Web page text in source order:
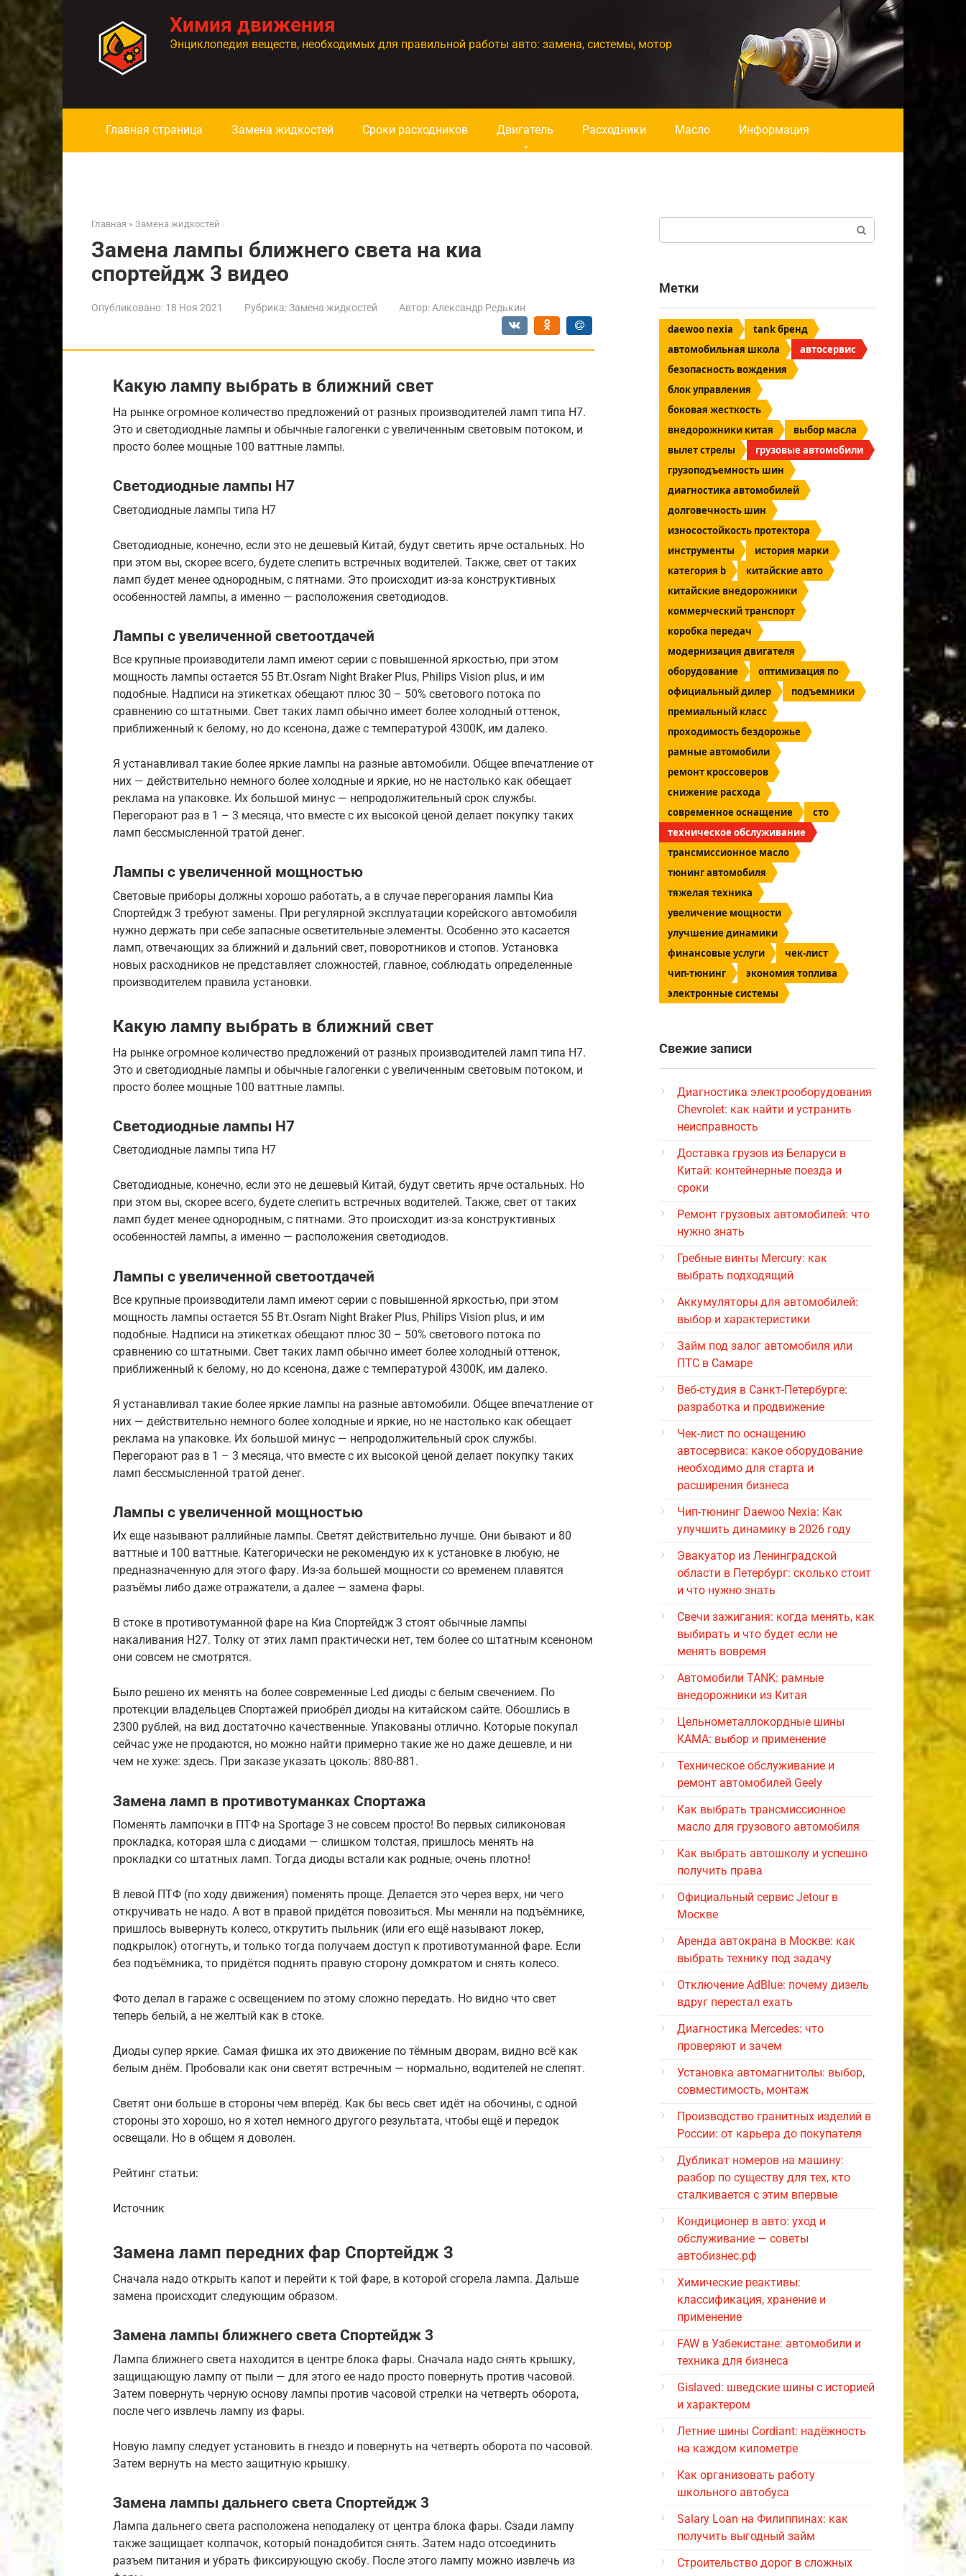
контенту
Химия движения
Энциклопедия веществ, необходимых для правильной работы авто: замена, системы, мотор
Главная страница Замена жидкостей Сроки расходников Двигатель Расходники Масло Информация
Главная » Замена жидкостей
Замена лампы ближнего света на киа
спортейдж 3 видео
Опубликовано: 18 Ноя 2021 Рубрика:Замена жидкостей Автор: Александр Редькин
Какую лампу выбрать в ближний свет
На рынке огромное количество предложений от разных производителей ламп типа H7.
Это и светодиодные лампы и обычные галогенки с увеличенным световым потоком, и
просто более мощные 100 ваттные лампы.
Светодиодные лампы H7
Светодиодные лампы типа H7
Светодиодные, конечно, если это не дешевый Китай, будут светить ярче остальных. Но
при этом вы, скорее всего, будете слепить встречных водителей. Также, свет от таких
ламп будет менее однородным, с пятнами. Это происходит из-за конструктивных
особенностей лампы, а именно — расположения светодиодов.
Лампы с увеличенной светоотдачей
Все крупные производители ламп имеют серии с повышенной яркостью, при этом
мощность лампы остается 55 Вт.Osram Night Braker Plus, Philips Vision plus, и им
подобные. Надписи на этикетках обещают плюс 30 – 50% светового потока по
сравнению со штатными. Свет таких ламп обычно имеет более холодный оттенок,
приближенный к белому, но до ксенона, даже с температурой 4300K, им далеко.
Я устанавливал такие более яркие лампы на разные автомобили. Общее впечатление от
них — действительно немного более холодные и яркие, но не настолько как обещает
реклама на упаковке. Их большой минус — непродолжительный срок службы.
Перегорают раз в 1 – 3 месяца, что вместе с их высокой ценой делает покупку таких
ламп бессмысленной тратой денег.
Лампы с увеличенной мощностью
Световые приборы должны хорошо работать, а в случае перегорания лампы Киа
Спортейдж 3 требуют замены. При регулярной эксплуатации корейского автомобиля
нужно держать при себе запасные осветительные элементы. Особенно это касается
ламп, отвечающих за ближний и дальний свет, поворотников и стопов. Установка
новых расходников не представляет сложностей, главное, соблюдать определенные
производителем правила установки.
Какую лампу выбрать в ближний свет
На рынке огромное количество предложений от разных производителей ламп типа H7.
Это и светодиодные лампы и обычные галогенки с увеличенным световым потоком, и
просто более мощные 100 ваттные лампы.
Светодиодные лампы H7
Светодиодные лампы типа H7
Светодиодные, конечно, если это не дешевый Китай, будут светить ярче остальных. Но
при этом вы, скорее всего, будете слепить встречных водителей. Также, свет от таких
ламп будет менее однородным, с пятнами. Это происходит из-за конструктивных
особенностей лампы, а именно — расположения светодиодов.
Лампы с увеличенной светоотдачей
Все крупные производители ламп имеют серии с повышенной яркостью, при этом
мощность лампы остается 55 Вт.Osram Night Braker Plus, Philips Vision plus, и им
подобные. Надписи на этикетках обещают плюс 30 – 50% светового потока по
сравнению со штатными. Свет таких ламп обычно имеет более холодный оттенок,
приближенный к белому, но до ксенона, даже с температурой 4300K, им далеко.
Я устанавливал такие более яркие лампы на разные автомобили. Общее впечатление от
них — действительно немного более холодные и яркие, но не настолько как обещает
реклама на упаковке. Их большой минус — непродолжительный срок службы.
Перегорают раз в 1 – 3 месяца, что вместе с их высокой ценой делает покупку таких
ламп бессмысленной тратой денег.
Лампы с увеличенной мощностью
Их еще называют раллийные лампы. Светят действительно лучше. Они бывают и 80
ваттные и 100 ваттные. Категорически не рекомендую их к установке в любую, не
предназначенную для этого фару. Из-за большей мощности со временем плавятся
разъёмы либо даже отражатели, а далее — замена фары.
В стоке в противотуманной фаре на Киа Спортейдж 3 стоят обычные лампы
накаливания H27. Толку от этих ламп практически нет, тем более со штатным ксеноном
они совсем не смотрятся.
Было решено их менять на более современные Led диоды с белым свечением. По
протекции владельцев Спортажей приобрёл диоды на китайском сайте. Обошлись в
2300 рублей, на вид достаточно качественные. Упакованы отлично. Которые покупал
сейчас уже не продаются, но можно найти примерно такие же но даже дешевле, и ни
чем не хуже: здесь. При заказе указать цоколь: 880-881.
Замена ламп в противотуманках Спортажа
Поменять лампочки в ПТФ на Sportage 3 не совсем просто! Во первых силиконовая
прокладка, которая шла с диодами — слишком толстая, пришлось менять на
прокладки со штатных ламп. Тогда диоды встали как родные, очень плотно!
В левой ПТФ (по ходу движения) поменять проще. Делается это через верх, ни чего
откручивать не надо. А вот в правой придётся повозиться. Мы меняли на подъёмнике,
пришлось вывернуть колесо, открутить пыльник (или его ещё называют локер,
подкрылок) отогнуть, и только тогда получаем доступ к противотуманной фаре. Если
без подъёмника, то придётся поднять правую сторону домкратом и снять колесо.
Фото делал в гараже с освещением по этому сложно передать. Но видно что свет
теперь белый, а не желтый как в стоке.
Диоды супер яркие. Самая фишка их это движение по тёмным дворам, видно всё как
белым днём. Пробовали как они светят встречным — нормально, водителей не слепят.
Светят они больше в стороны чем вперёд. Как бы весь свет идёт на обочины, с одной
стороны это хорошо, но я хотел немного другого результата, чтобы ещё и передок
освещали. Но в общем я доволен.
Рейтинг статьи:
Источник
Замена ламп передних фар Спортейдж 3
Сначала надо открыть капот и перейти к той фаре, в которой сгорела лампа. Дальше
замена происходит следующим образом.
Замена лампы ближнего света Спортейдж 3
Лампа ближнего света находится в центре блока фары. Сначала надо снять крышку,
защищающую лампу от пыли — для этого ее надо просто повернуть против часовой.
Затем повернуть черную основу лампы против часовой стрелки на четверть оборота,
после чего извлечь лампу из фары.
Новую лампу следует установить в гнездо и повернуть на четверть оборота по часовой.
Затем вернуть на место защитную крышку.
Замена лампы дальнего света Спортейдж 3
Лампа дальнего света расположена неподалеку от центра блока фары. Сзади лампу
также защищает колпачок, который понадобится снять. Затем надо отсоединить
разъем питания и убрать фиксирующую скобу. После этого лампу можно извлечь из
Метки
daewoo nexia
tank бренд
автомобильная школа
автосервис
безопасность вождения
блок управления
боковая жесткость
внедорожники китая
выбор масла
вылет стрелы
грузовые автомобили
грузоподъемность шин
диагностика автомобилей
долговечность шин
износостойкость протектора
инструменты
история марки
категория b
китайские авто
китайские внедорожники
коммерческий транспорт
коробка передач
модернизация двигателя
оборудование
оптимизация по
официальный дилер
подъемники
премиальный класс
проходимость бездорожье
рамные автомобили
ремонт кроссоверов
снижение расхода
современное оснащение
сто
техническое обслуживание
трансмиссионное масло
тюнинг автомобиля
тяжелая техника
увеличение мощности
улучшение динамики
финансовые услуги
чек-лист
чип-тюнинг
экономия топлива
электронные системы
Свежие записи
Диагностика электрооборудования
Chevrolet: как найти и устранить
неисправность
Доставка грузов из Беларуси в
Китай: контейнерные поезда и
сроки
Ремонт грузовых автомобилей: что
нужно знать
Гребные винты Mercury: как
выбрать подходящий
Аккумуляторы для автомобилей:
выбор и характеристики
Займ под залог автомобиля или
ПТС в Самаре
Веб-студия в Санкт-Петербурге:
разработка и продвижение
Чек-лист по оснащению
автосервиса: какое оборудование
необходимо для старта и
расширения бизнеса
Чип-тюнинг Daewoo Nexia: Как
улучшить динамику в 2026 году
Эвакуатор из Ленинградской
области в Петербург: сколько стоит
и что нужно знать
Свечи зажигания: когда менять, как
выбирать и что будет если не
менять вовремя
Автомобили TANK: рамные
внедорожники из Китая
Цельнометаллокордные шины
КАМА: выбор и применение
Техническое обслуживание и
ремонт автомобилей Geely
Как выбрать трансмиссионное
масло для грузового автомобиля
Как выбрать автошколу и успешно
получить права
Официальный сервис Jetour в
Москве
Аренда автокрана в Москве: как
выбрать технику под задачу
Отключение AdBlue: почему дизель
вдруг перестал ехать
Диагностика Mercedes: что
проверяют и зачем
Установка автомагнитолы: выбор,
совместимость, монтаж
Производство гранитных изделий в
России: от карьера до покупателя
Дубликат номеров на машину:
разбор по существу для тех, кто
сталкивается с этим впервые
Кондиционер в авто: уход и
обслуживание — советы
автобизнес.рф
Химические реактивы:
классификация, хранение и
применение
FAW в Узбекистане: автомобили и
техника для бизнеса
Gislaved: шведские шины с историей
и характером
Летние шины Cordiant: надёжность
на каждом километре
Как организовать работу
школьного автобуса
Salary Loan на Филиппинах: как
получить выгодный займ
Строительство дорог в сложных